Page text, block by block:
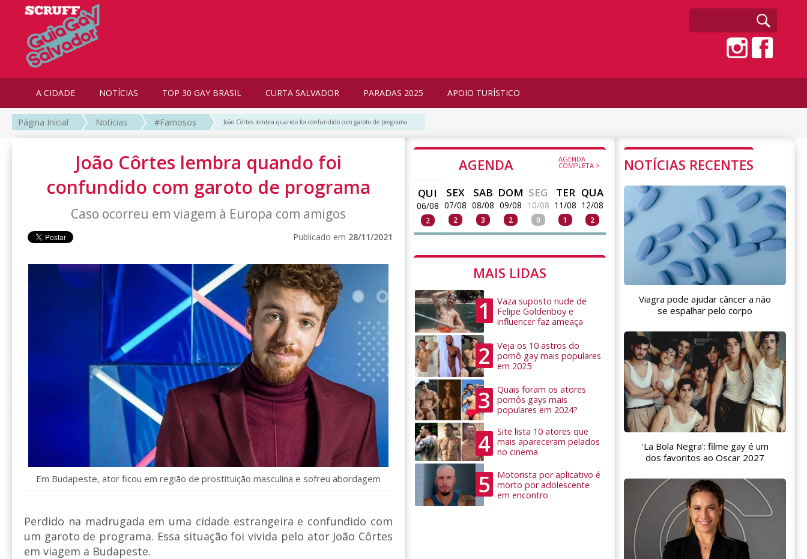
A CIDADE NOTÍCIAS TOP 30 GAY BRASIL CURTA SALVADOR PARADAS 2025 APOIO TURÍSTICO
Página Inicial Notícias #Famosos João Côrtes lembra quando foi confundido com garoto de programa
João Côrtes lembra quando foi
confundido com garoto de programa
Caso ocorreu em viagem à Europa com amigos
Publicado em 28/11/2021
Em Budapeste, ator ficou em região de prostituição masculina e sofreu abordagem
Perdido na madrugada em uma cidade estrangeira e confundido com
um garoto de programa. Essa situação foi vivida pelo ator João Côrtes
em viagem a Budapeste.
AGENDA AGENDA
COMPLETA >
QUI
06/08
2
SEX
07/08
2
SAB
08/08
3
DOM
09/08
2
SEG
10/08
0
TER
11/08
1
QUA
12/08
2
MAIS LIDAS
1
Vaza suposto nude de
Felipe Goldenboy e
influencer faz ameaça
2
Veja os 10 astros do
pornô gay mais populares
em 2025
3
Quais foram os atores
pornôs gays mais
populares em 2024?
4
Site lista 10 atores que
mais apareceram pelados
no cinema
5
Motorista por aplicativo é
morto por adolescente
em encontro
NOTÍCIAS RECENTES
Viagra pode ajudar câncer a não
se espalhar pelo corpo
'La Bola Negra': filme gay é um
dos favoritos ao Oscar 2027